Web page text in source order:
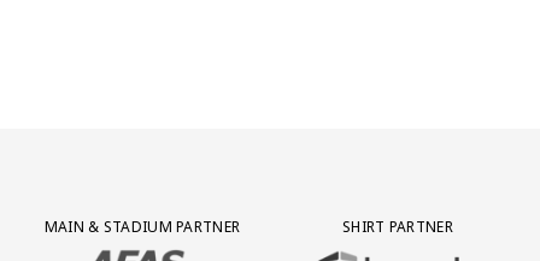
Partner Logos Grid
MAIN & STADIUM PARTNER
BEZOEK ONZE MAIN & STADIUM PARTNER AFAS SOFTWARE
SHIRT PARTNER
BEZOEK ONZE SHIRT PARTNER